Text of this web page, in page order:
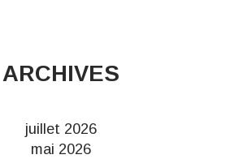
ARCHIVES
juillet 2026
mai 2026